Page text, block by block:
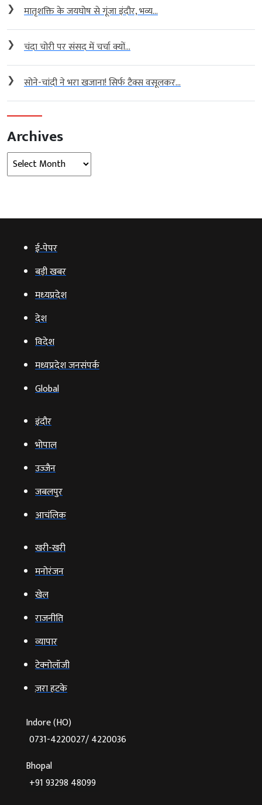
❯ मातृशक्ति के जयघोष से गूंजा इंदौर, भव्य...
❯ चंदा चोरी पर संसद में चर्चा क्यों...
❯ सोने-चांदी ने भरा खजाना! सिर्फ टैक्स वसूलकर...
Archives
Archives
ई‑पेपर
बड़ी खबर
मध्‍यप्रदेश
देश
विदेश
मध्यप्रदेश जनसंपर्क
Global
इंदौर
भोपाल
उज्‍जैन
जबलपुर
आचंलिक
खरी-खरी
मनोरंजन
खेल
राजनीति
व्‍यापार
टेक्‍नोलॉजी
ज़रा हटके
Indore (HO)
0731-4220027/ 4220036
Bhopal
+91 93298 48099